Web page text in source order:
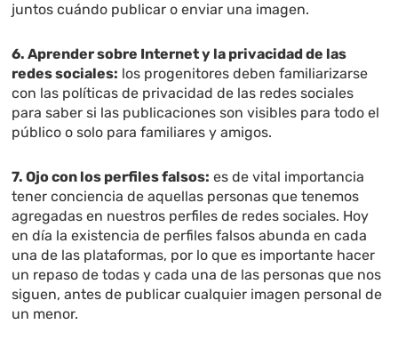
juntos cuándo publicar o enviar una imagen.
6. Aprender sobre Internet y la privacidad de las
redes sociales: los progenitores deben familiarizarse
con las políticas de privacidad de las redes sociales
para saber si las publicaciones son visibles para todo el
público o solo para familiares y amigos.
7. Ojo con los perfiles falsos: es de vital importancia
tener conciencia de aquellas personas que tenemos
agregadas en nuestros perfiles de redes sociales. Hoy
en día la existencia de perfiles falsos abunda en cada
una de las plataformas, por lo que es importante hacer
un repaso de todas y cada una de las personas que nos
siguen, antes de publicar cualquier imagen personal de
un menor.